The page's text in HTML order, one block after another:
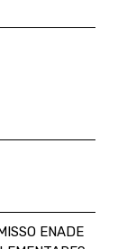
ENADE